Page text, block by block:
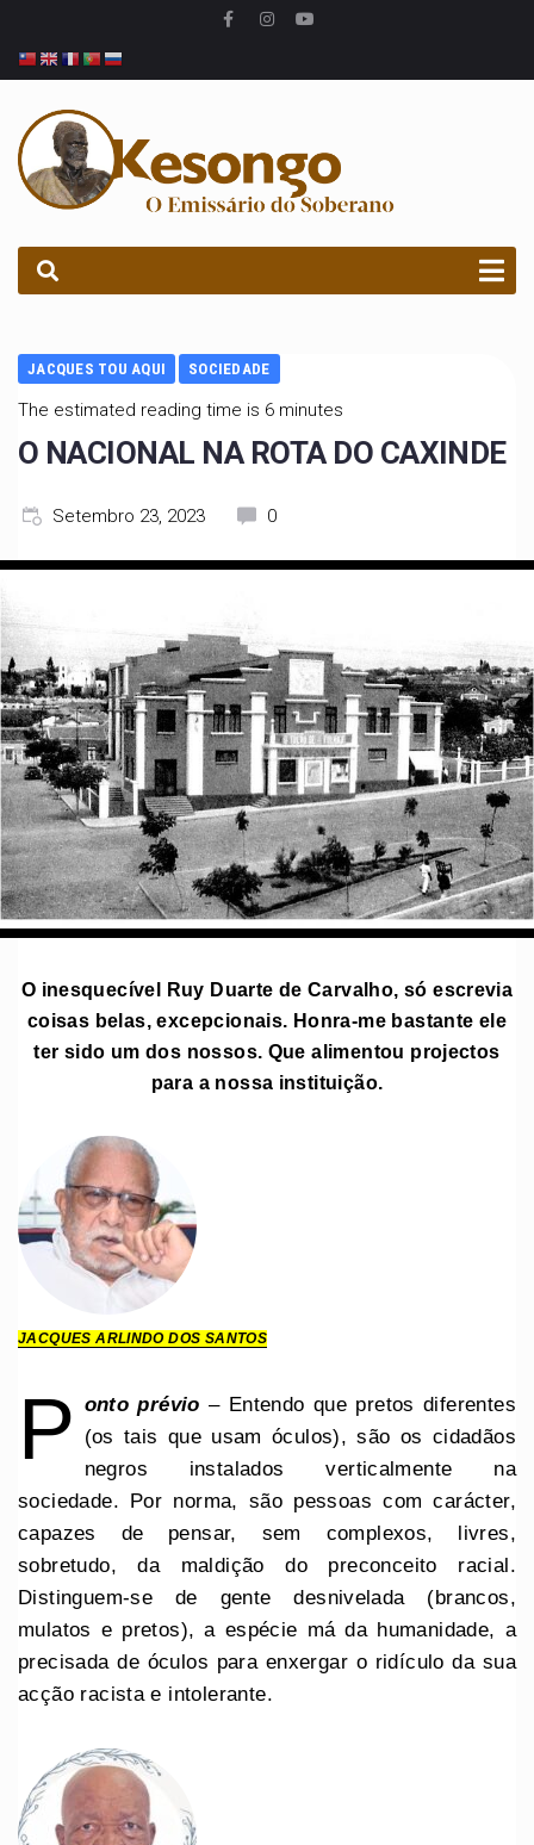
JACQUES TOU AQUI SOCIEDADE
The estimated reading time is 6 minutes
O NACIONAL NA ROTA DO CAXINDE
Setembro 23, 2023 0
O inesquecível Ruy Duarte de Carvalho, só escrevia
coisas belas, excepcionais. Honra-me bastante ele
ter sido um dos nossos. Que alimentou projectos
para a nossa instituição.
JACQUES ARLINDO DOS SANTOS
P onto prévio– Entendo que pretos diferentes
(os tais que usam óculos), são os cidadãos
negros instalados verticalmente na
sociedade. Por norma, são pessoas com carácter,
capazes de pensar, sem complexos, livres,
sobretudo, da maldição do preconceito racial.
Distinguem-se de gente desnivelada (brancos,
mulatos e pretos), a espécie má da humanidade, a
precisada de óculos para enxergar o ridículo da sua
acção racista e intolerante.
PROCURAR